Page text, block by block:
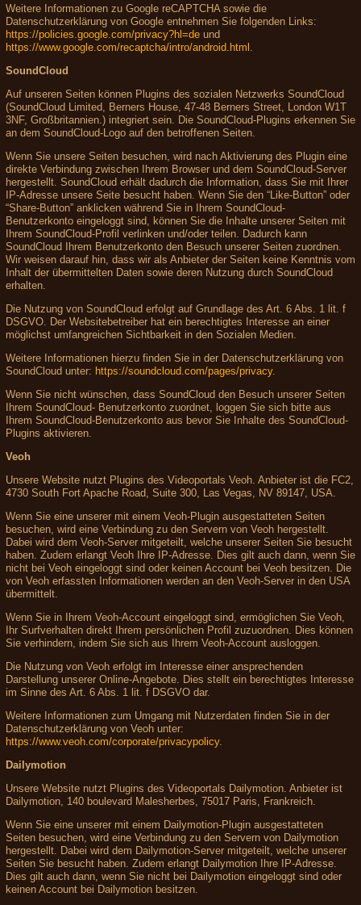
Weitere Informationen zu Google reCAPTCHA sowie die
Datenschutzerklärung von Google entnehmen Sie folgenden Links:
https://policies.google.com/privacy?hl=de und
https://www.google.com/recaptcha/intro/android.html
SoundCloud
Auf unseren Seiten können Plugins des sozialen Netzwerks SoundCloud
(SoundCloud Limited, Berners House, 47-48 Berners Street, London W1T
3NF, Großbritannien.) integriert sein. Die SoundCloud-Plugins erkennen Sie
an dem SoundCloud-Logo auf den betroffenen Seiten.
Wenn Sie unsere Seiten besuchen, wird nach Aktivierung des Plugin eine
direkte Verbindung zwischen Ihrem Browser und dem SoundCloud-Server
hergestellt. SoundCloud erhält dadurch die Information, dass Sie mit Ihrer
IP-Adresse unsere Seite besucht haben. Wenn Sie den “Like-Button” oder
“Share-Button” anklicken während Sie in Ihrem SoundCloud-
Benutzerkonto eingeloggt sind, können Sie die Inhalte unserer Seiten mit
Ihrem SoundCloud-Profil verlinken und/oder teilen. Dadurch kann
SoundCloud Ihrem Benutzerkonto den Besuch unserer Seiten zuordnen.
Wir weisen darauf hin, dass wir als Anbieter der Seiten keine Kenntnis vom
Inhalt der übermittelten Daten sowie deren Nutzung durch SoundCloud
erhalten.
Die Nutzung von SoundCloud erfolgt auf Grundlage des Art. 6 Abs. 1 lit. f
DSGVO. Der Websitebetreiber hat ein berechtigtes Interesse an einer
möglichst umfangreichen Sichtbarkeit in den Sozialen Medien.
Weitere Informationen hierzu finden Sie in der Datenschutzerklärung von
SoundCloud unter: https://soundcloud.com/pages/privacy.
Wenn Sie nicht wünschen, dass SoundCloud den Besuch unserer Seiten
Ihrem SoundCloud- Benutzerkonto zuordnet, loggen Sie sich bitte aus
Ihrem SoundCloud-Benutzerkonto aus bevor Sie Inhalte des SoundCloud-
Plugins aktivieren.
Veoh
Unsere Website nutzt Plugins des Videoportals Veoh. Anbieter ist die FC2,
4730 South Fort Apache Road, Suite 300, Las Vegas, NV 89147, USA.
Wenn Sie eine unserer mit einem Veoh-Plugin ausgestatteten Seiten
besuchen, wird eine Verbindung zu den Servern von Veoh hergestellt.
Dabei wird dem Veoh-Server mitgeteilt, welche unserer Seiten Sie besucht
haben. Zudem erlangt Veoh Ihre IP-Adresse. Dies gilt auch dann, wenn Sie
nicht bei Veoh eingeloggt sind oder keinen Account bei Veoh besitzen. Die
von Veoh erfassten Informationen werden an den Veoh-Server in den USA
übermittelt.
Wenn Sie in Ihrem Veoh-Account eingeloggt sind, ermöglichen Sie Veoh,
Ihr Surfverhalten direkt Ihrem persönlichen Profil zuzuordnen. Dies können
Sie verhindern, indem Sie sich aus Ihrem Veoh-Account ausloggen.
Die Nutzung von Veoh erfolgt im Interesse einer ansprechenden
Darstellung unserer Online-Angebote. Dies stellt ein berechtigtes Interesse
im Sinne des Art. 6 Abs. 1 lit. f DSGVO dar.
Weitere Informationen zum Umgang mit Nutzerdaten finden Sie in der
Datenschutzerklärung von Veoh unter:
https://www.veoh.com/corporate/privacypolicy.
Dailymotion
Unsere Website nutzt Plugins des Videoportals Dailymotion. Anbieter ist
Dailymotion, 140 boulevard Malesherbes, 75017 Paris, Frankreich.
Wenn Sie eine unserer mit einem Dailymotion-Plugin ausgestatteten
Seiten besuchen, wird eine Verbindung zu den Servern von Dailymotion
hergestellt. Dabei wird dem Dailymotion-Server mitgeteilt, welche unserer
Seiten Sie besucht haben. Zudem erlangt Dailymotion Ihre IP-Adresse.
Dies gilt auch dann, wenn Sie nicht bei Dailymotion eingeloggt sind oder
keinen Account bei Dailymotion besitzen.